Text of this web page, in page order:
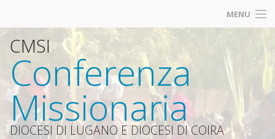
MENU
Contatti
Iscrizioni
Diocesi Lugano
Catt
CMSI
Conferenza
Missionaria
DIOCESI DI LUGANO E DIOCESI DI COIRA